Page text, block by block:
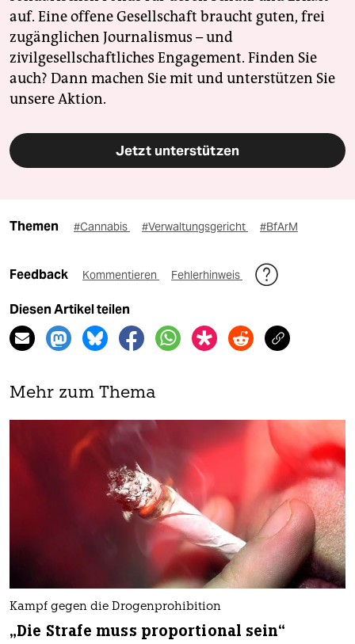
auf. Eine offene Gesellschaft braucht guten, frei
zugänglichen Journalismus – und
zivilgesellschaftliches Engagement. Finden Sie
auch? Dann machen Sie mit und unterstützen Sie
unsere Aktion.
Jetzt unterstützen
Themen #Cannabis #Verwaltungsgericht #BfArM
Feedback Kommentieren Fehlerhinweis
Diesen Artikel teilen
Mehr zum Thema
Kampf gegen die Drogenprohibition
„Die Strafe muss proportional sein“